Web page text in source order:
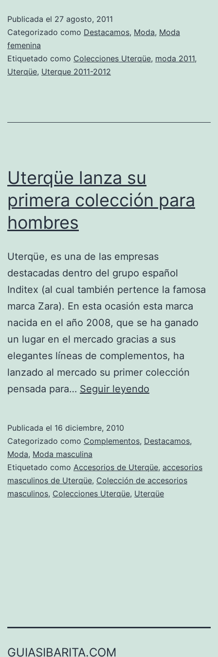
Publicada el 27 agosto, 2011
Categorizado como Destacamos, Moda, Moda
femenina
Etiquetado como Colecciones Uterqüe, moda 2011,
Uterqüe, Uterque 2011-2012
Uterqüe lanza su
primera colección para
hombres
Uterqüe, es una de las empresas
destacadas dentro del grupo español
Inditex (al cual también pertence la famosa
marca Zara). En esta ocasión esta marca
nacida en el año 2008, que se ha ganado
un lugar en el mercado gracias a sus
elegantes líneas de complementos, ha
lanzado al mercado su primer colección
pensada para… Seguir leyendo
primera
para
hombres
Publicada el 16 diciembre, 2010
Categorizado como Complementos, Destacamos,
Moda, Moda masculina
Etiquetado como Accesorios de Uterqüe, accesorios
masculinos de Uterqüe, Colección de accesorios
masculinos, Colecciones Uterqüe, Uterqüe
GUIASIBARITA.COM